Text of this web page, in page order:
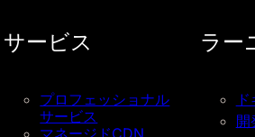
サービス
プロフェッショナル
サービス
マネージドCDN
ラー
開